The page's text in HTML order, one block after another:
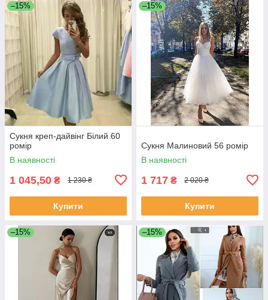
–15%
Сукня креп-дайвінг Білий 60
ромір
В наявності
1 045,50 ₴ 1 230 ₴
Купити
–15%
Сукня Малиновий 56 ромір
В наявності
1 717 ₴ 2 020 ₴
Купити
–15% –15%